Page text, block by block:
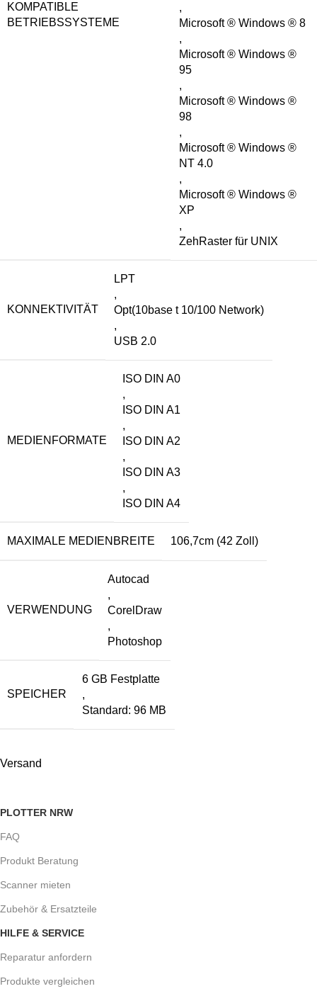
KOMPATIBLE
BETRIEBSSYSTEME
,
Microsoft ® Windows ® 8
,
Microsoft ® Windows ®
95
,
Microsoft ® Windows ®
98
,
Microsoft ® Windows ®
NT 4.0
,
Microsoft ® Windows ®
XP
,
ZehRaster für UNIX
KONNEKTIVITÄT
LPT
,
Opt(10base t 10/100 Network)
,
USB 2.0
MEDIENFORMATE
ISO DIN A0
,
ISO DIN A1
,
ISO DIN A2
,
ISO DIN A3
,
ISO DIN A4
MAXIMALE MEDIENBREITE 106,7cm (42 Zoll)
VERWENDUNG
Autocad
,
CorelDraw
,
Photoshop
SPEICHER
6 GB Festplatte
,
Standard: 96 MB
Versand
PLOTTER NRW
FAQ
Produkt Beratung
Scanner mieten
Zubehör & Ersatzteile
HILFE & SERVICE
Reparatur anfordern
Produkte vergleichen